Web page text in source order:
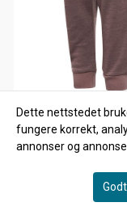
Dette nettstedet
fungere korrekt,
annonser og